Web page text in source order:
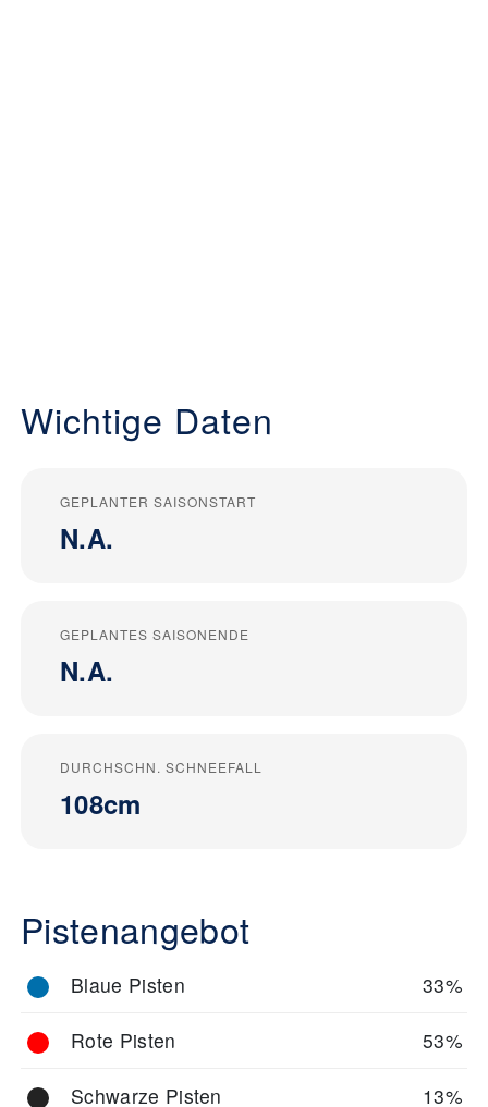
Wichtige Daten
GEPLANTER SAISONSTART
N.A.
GEPLANTES SAISONENDE
N.A.
DURCHSCHN. SCHNEEFALL
108cm
Pistenangebot
Blaue Pisten 33%
Rote Pisten 53%
Schwarze Pisten 13%